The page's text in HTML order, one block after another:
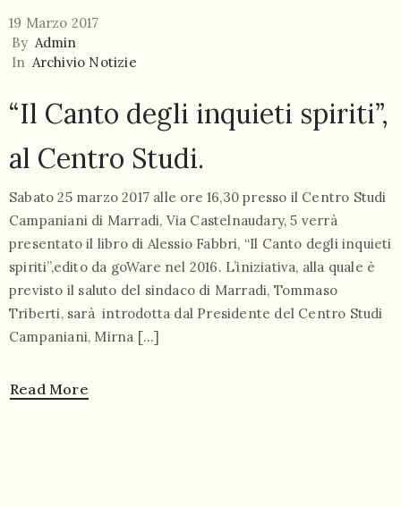
19 Marzo 2017
By Admin
In Archivio Notizie
“Il Canto degli inquieti spiriti”,
al Centro Studi.
Sabato 25 marzo 2017 alle ore 16,30 presso il Centro Studi
Campaniani di Marradi, Via Castelnaudary, 5 verrà
presentato il libro di Alessio Fabbri, “Il Canto degli inquieti
spiriti”,edito da goWare nel 2016. L’iniziativa, alla quale è
previsto il saluto del sindaco di Marradi, Tommaso
Triberti, sarà introdotta dal Presidente del Centro Studi
Campaniani, Mirna […]
Read More